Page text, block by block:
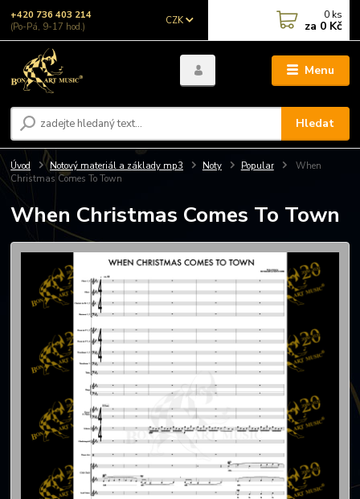
Menu
CZK
Hledat
+420 736 403 214
(Po-Pá, 9-17 hod.)
0 ks
za 0 Kč
Úvod Notový materiál a základy mp3 Noty Popular
When
Christmas Comes To Town
When Christmas Comes To Town